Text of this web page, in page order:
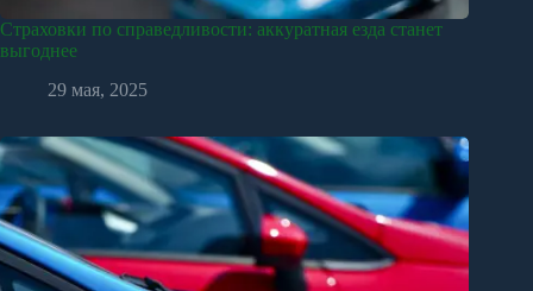
Страховки по справедливости: аккуратная езда станет
выгоднее
29 мая, 2025